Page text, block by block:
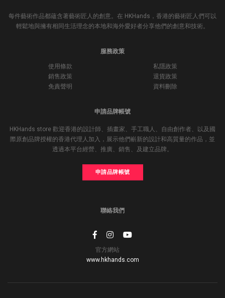
每件藝術作品都蘊含著藝術匠人的創意。在 HKHands，香港的藝術匠人們可以
輕鬆地與擁有相同生活理念的本地和海外愛好者分享他們的創意和技術。
服務政策
使用條款
私隱政策
銷售政策
退貨政策
免責聲明
資料刪除
申請品牌帳號
HKHands store 歡迎香港的設計師、插畫家、手工職人、自由創作者、以及國
際原創品牌授權的香港代理人加入，展示他們嶄新的設計和高質量的作品，並
透過本平台經營、推廣、銷售、及建立品牌。
申請品牌帳號
聯絡我們
官方網站
www.hkhands.com